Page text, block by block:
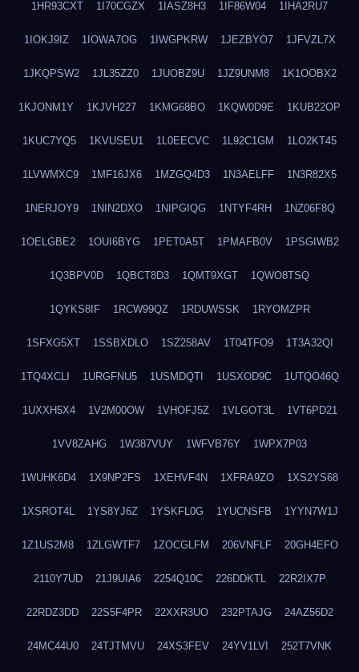
1HR93CXT 1I70CGZX 1IASZ8H3 1IF86W04 1IHA2RU7
1IOKJ9IZ 1IOWA7OG 1IWGPKRW 1JEZBYO7 1JFVZL7X
1JKQPSW2 1JL35ZZ0 1JUOBZ9U 1JZ9UNM8 1K1OOBX2
1KJONM1Y 1KJVH227 1KMG68BO 1KQW0D9E 1KUB22OP
1KUC7YQ5 1KVUSEU1 1L0EECVC 1L92C1GM 1LO2KT45
1LVWMXC9 1MF16JX6 1MZGQ4D3 1N3AELFF 1N3R82X5
1NERJOY9 1NIN2DXO 1NIPGIQG 1NTYF4RH 1NZ06F8Q
1OELGBE2 1OUI6BYG 1PET0A5T 1PMAFB0V 1PSGIWB2
1Q3BPV0D 1QBCT8D3 1QMT9XGT 1QWO8TSQ
1QYKS8IF 1RCW99QZ 1RDUWSSK 1RYOMZPR
1SFXG5XT 1SSBXDLO 1SZ258AV 1T04TFO9 1T3A32QI
1TQ4XCLI 1URGFNU5 1USMDQTI 1USXOD9C 1UTQO46Q
1UXXH5X4 1V2M00OW 1VHOFJ5Z 1VLGOT3L 1VT6PD21
1VV8ZAHG 1W387VUY 1WFVB76Y 1WPX7P03
1WUHK6D4 1X9NP2FS 1XEHVF4N 1XFRA9ZO 1XS2YS68
1XSROT4L 1YS8YJ6Z 1YSKFL0G 1YUCNSFB 1YYN7W1J
1Z1US2M8 1ZLGWTF7 1ZOCGLFM 206VNFLF 20GH4EFO
2110Y7UD 21J9UIA6 2254Q10C 226DDKTL 22R2IX7P
22RDZ3DD 22S5F4PR 22XXR3UO 232PTAJG 24AZ56D2
24MC44U0 24TJTMVU 24XS3FEV 24YV1LVI 252T7VNK